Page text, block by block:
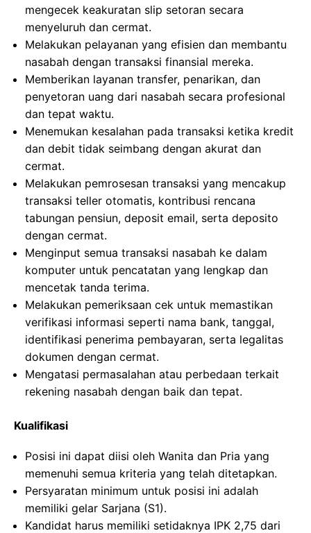
mengecek keakuratan slip setoran secara
menyeluruh dan cermat.
Melakukan pelayanan yang efisien dan membantu
nasabah dengan transaksi finansial mereka.
Memberikan layanan transfer, penarikan, dan
penyetoran uang dari nasabah secara profesional
dan tepat waktu.
Menemukan kesalahan pada transaksi ketika kredit
dan debit tidak seimbang dengan akurat dan
cermat.
Melakukan pemrosesan transaksi yang mencakup
transaksi teller otomatis, kontribusi rencana
tabungan pensiun, deposit email, serta deposito
dengan cermat.
Menginput semua transaksi nasabah ke dalam
komputer untuk pencatatan yang lengkap dan
mencetak tanda terima.
Melakukan pemeriksaan cek untuk memastikan
verifikasi informasi seperti nama bank, tanggal,
identifikasi penerima pembayaran, serta legalitas
dokumen dengan cermat.
Mengatasi permasalahan atau perbedaan terkait
rekening nasabah dengan baik dan tepat.
Kualifikasi
Posisi ini dapat diisi oleh Wanita dan Pria yang
memenuhi semua kriteria yang telah ditetapkan.
Persyaratan minimum untuk posisi ini adalah
memiliki gelar Sarjana (S1).
Kandidat harus memiliki setidaknya IPK 2,75 dari